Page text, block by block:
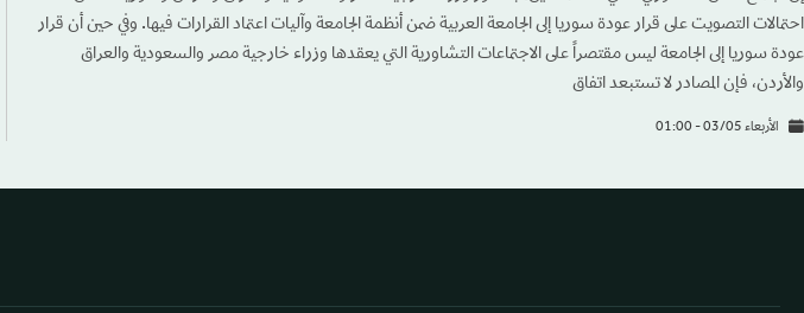
احتمالات التصويت على قرار عودة سوريا إلى الجامعة العربية ضمن أنظمة الجامعة وآليات اعتماد القرارات فيها. وفي حين أن قرار
عودة سوريا إلى الجامعة ليس مقتصراً على الاجتماعات التشاورية التي يعقدها وزراء خارجية مصر والسعودية والعراق
والأردن، فإن المصادر لا تستبعد اتفاق
الأربعاء 03/05 - 01:00